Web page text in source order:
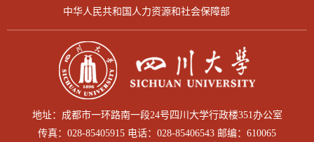
中华人民共和国人力资源和社会保障部
地址：成都市一环路南一段24号四川大学行政楼351办公室
传真：028-85405915 电话：028-85406543 邮编：610065